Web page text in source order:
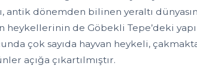
antik dönemden bilinen yeraltı
heykellerinin de Göbekli Tepe’deki
çok sayıda hayvan heykeli,
açığa çıkartılmıştır.